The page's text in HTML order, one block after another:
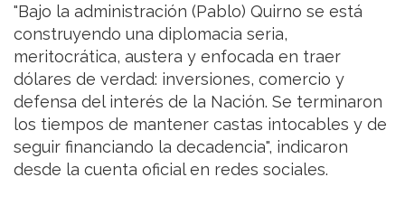
"Bajo la administración (Pablo) Quirno se está
construyendo una diplomacia seria,
meritocrática, austera y enfocada en traer
dólares de verdad: inversiones, comercio y
defensa del interés de la Nación. Se terminaron
los tiempos de mantener castas intocables y de
seguir financiando la decadencia", indicaron
desde la cuenta oficial en redes sociales.